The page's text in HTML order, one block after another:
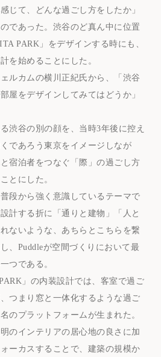
じて、どんな過ごし方をしたか」
であった。渋谷のど真ん中に位置
PARK」をデザインする時にも、
を始めることにした。
ルカムの横川正紀氏から、「渋谷
屋をデザインしてみてはどうか」
渋谷の別の顔を、当時3年後に控え
であろう東京をイメージしなが
宿泊者をつなぐ「際」の過ごし方
とにした。
段から強く意識しているテーマで
計する折に「通りと建物」「人と
ないような、あちらとこちらを繋
、Puddleが空間づくりにおいて最
つである。
PARK」の内装設計では、客室で過ご
つまり窓と一体化するような過ご
のプラットフォームが生まれた。
のインテリアの居心地の良さに加
ーカスすることで、建築の規模か